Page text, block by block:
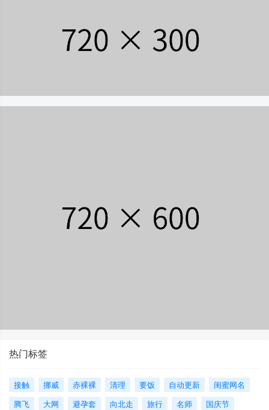
热门标签
接触 挪威 赤裸裸 清理 要饭 自动更新
闺蜜网名
腾飞
大网 避孕套 向北走 旅行 名师
国庆节